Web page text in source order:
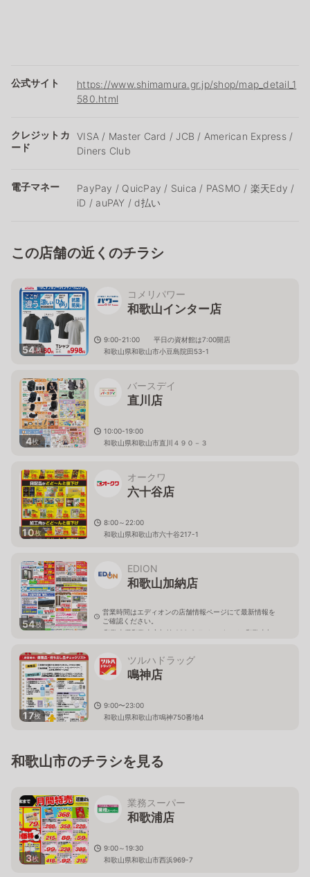
公式サイト
https://www.shimamura.gr.jp/shop/map_detail_1
580.html
クレジットカ
ード
VISA / Master Card / JCB / American Express /
Diners Club
電子マネー
PayPay / QuicPay / Suica / PASMO / 楽天Edy /
iD / auPAY / d払い
この店舗の近くのチラシ
54枚
コメリパワー
和歌山インター店
9:00-21:00 平日の資材館は7:00開店
和歌山県和歌山市小豆島院田53-1
4枚
バースデイ
直川店
10:00-19:00
和歌山県和歌山市直川４９０－３
10枚
オークワ
六十谷店
8:00～22:00
和歌山県和歌山市六十谷217-1
54枚
EDION
和歌山加納店
営業時間はエディオンの店舗情報ページにて最新情報を
ご確認ください。
和歌山県和歌山市加納 286-3 ライフガーデン和歌山加
17枚
ツルハドラッグ
鳴神店
9:00〜23:00
和歌山県和歌山市鳴神750番地4
和歌山市のチラシを見る
3枚
業務スーパー
和歌浦店
9:00～19:30
和歌山県和歌山市西浜969-7